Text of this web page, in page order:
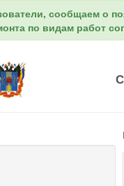
сообщаем о
по видам работ